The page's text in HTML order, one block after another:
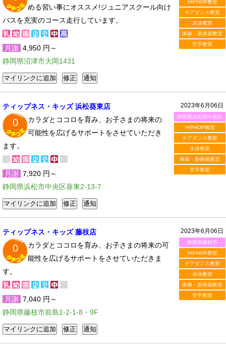
HIPHOP教室
チアダンス教室
水泳教室
体操・新体操教室
空手教室
める習い事にオススメ!ジュニアスクール向け
バスを充実のコース走行しています。
月謝 4,950 円～
静岡県沼津市大岡1431
2023年6月06日
静岡県浜松市中央区
HIPHOP教室
チアダンス教室
水泳教室
体操・新体操教室
空手教室
ティップネス・キッズ 浜松葵東店
0
カラダとココロを育み、お子さまの将来の
可能性を広げるサポートをさせていただき
ます。
月謝 7,920 円～
静岡県浜松市中央区葵東2-13-7
2023年6月06日
静岡県藤枝市
HIPHOP教室
チアダンス教室
水泳教室
体操・新体操教室
空手教室
ティップネス・キッズ 藤枝店
0
カラダとココロを育み、お子さまの将来の可
能性を広げるサポートをさせていただきま
す。
月謝 7,040 円～
静岡県藤枝市前島1-2-1-8・9F